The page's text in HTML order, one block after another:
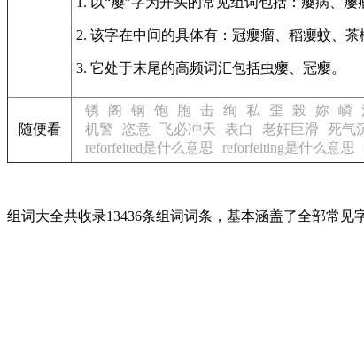
2. 该字在中间的具体有：冠瘿瘤、稻瘿蚊、茶
3. 它处于末尾的高频词汇包括虫瘿、冠瘿。
随便看
锈 阁 钢 饱 胞 击 绚 私 歪 榖 妳 嶙
机警
恣意 飞必冲天 表白 老奸巨滑 死气
reforfeited是什么意思
reforfeiting是什么意思
组词大全共收录13436条组词词条，基本涵盖了全部常见